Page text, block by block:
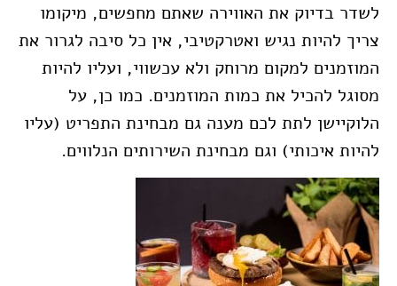
לשדר בדיוק את האווירה שאתם מחפשים, מיקומו
צריך להיות נגיש ואטרקטיבי, אין כל סיבה לגרור את
המוזמנים למקום מרוחק ולא עכשווי, ועליו להיות
מסוגל להכיל את כמות המוזמנים. כמו כן, על
הלוקיישן לתת לכם מענה גם מבחינת התפריט (עליו
להיות איכותי) וגם מבחינת השירותים הנלווים.